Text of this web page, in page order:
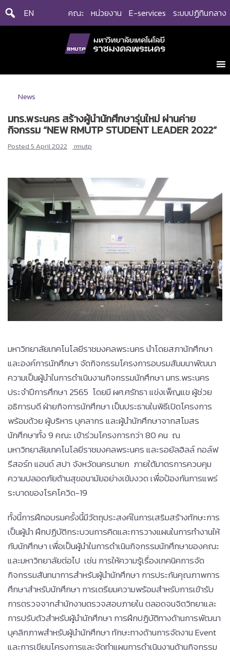
Skip
EN คณะ หน่วยงาน E-services ระบบปฏิทินกลาง
News
มทร.พระนคร สร้างผู้นำนักศึกษารุ่นใหม่ ผ่านค่าย
กิจกรรม “NEW RMUTP STUDENT LEADER 2022”
Posted 5 April 2022 rmutp
มหาวิทยาลัยเทคโนโลยีราชมงคลพระนคร นำโดยสภานักศึกษา
และองค์การนักศึกษา จัดกิจกรรมโครงการอบรมสัมมนาพัฒนา
ความเป็นผู้นำในการดำเนินงานกิจกรรมนักศึกษา มทร.พระนคร
ประจำปีการศึกษา 2565 โดยมี ผศ.ศรัทธา แข่งเพ็ญแข ผู้ช่วย
อธิการบดี ฝ่ายกิจการนักศึกษา เป็นประธานในพิธีเปิดโครงการ
พร้อมด้วย ผู้บริหาร บุคลากร และผู้นำนักศึกษาจากสโมสร
นักศึกษาทั้ง 9 คณะ เข้าร่วมโครงการกว่า 80 คน ณ
มหาวิทยาลัยเทคโนโลยีราชมงคลพระนคร และรอยัลฮิลล์ กอล์ฟ
รีสอร์ท แอนด์ สปา จังหวัดนครนายก ภายใต้มาตรการควบคุม
ความปลอดภัยด้านสุขอนามัยอย่างเข้มงวด เพื่อป้องกันการแพร่
ระบาดของโรคโควิด-19
ทั้งนี้การฝึกอบรมครั้งนี้มีวัตถุประสงค์ในการเสริมสร้างทักษะการ
เป็นผู้นำ ฝึกปฏิบัติกระบวนการคิดและการวางแผนในการทำงานให้
กับนักศึกษา เพื่อเป็นผู้นำในการดำเนินกิจกรรมนักศึกษาของคณะ
และมหาวิทยาลัยต่อไป เช่น การให้ความรู้เรื่องเทคนิคการจัด
กิจกรรมสันทนาการสำหรับผู้นำนักศึกษา การประกันคุณภาพการ
ศึกษาสำหรับนักศึกษา การเตรียมความพร้อมสำหรับการเข้ารับ
การตรวจจากสำนักงานตรวจสอบภายใน ตลอดจนจิตวิทยาและ
การปรับตัวสำหรับผู้นำนักศึกษา การฝึกปฏิบัติทางด้านการพัฒนา
บุคลิกภาพสำหรับผู้นำนักศึกษา ทักษะทางด้านการจัดงาน Event
และการเขียนโครงการและจัดทำแผนการดำเนินงานด้านกิจกรรม